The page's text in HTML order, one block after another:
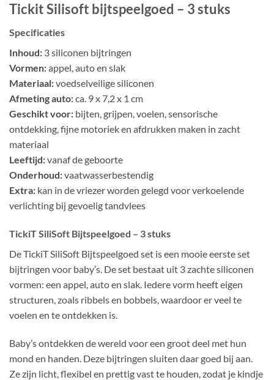
Tickit Silisoft bijtspeelgoed – 3 stuks
Specificaties
Inhoud: 3 siliconen bijtringen
Vormen:appel, auto en slak
Materiaal:voedselveilige siliconen
Afmeting auto:ca. 9 x 7,2 x 1 cm
Geschikt voor: bijten, grijpen, voelen, sensorische
ontdekking, fijne motoriek en afdrukken maken in zacht
materiaal
Leeftijd:vanaf de geboorte
Onderhoud:vaatwasserbestendig
Extra: kan in de vriezer worden gelegd voor verkoelende
verlichting bij gevoelig tandvlees
TickiT SiliSoft Bijtspeelgoed – 3 stuks
De TickiT SiliSoft Bijtspeelgoed set is een mooie eerste set
bijtringen voor baby’s. De set bestaat uit 3 zachte siliconen
vormen: een appel, auto en slak. Iedere vorm heeft eigen
structuren, zoals ribbels en bobbels, waardoor er veel te
voelen en te ontdekken is.
Baby’s ontdekken de wereld voor een groot deel met hun
mond en handen. Deze bijtringen sluiten daar goed bij aan.
Ze zijn licht, flexibel en prettig vast te houden, zodat je kindje